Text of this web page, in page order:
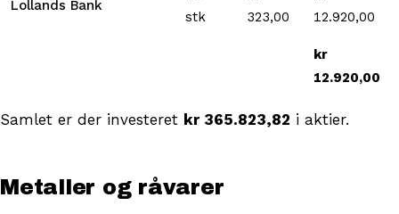
Lollands Bank
stk
323,00
12.920,00
kr
12.920,00
Samlet er der investeret kr 365.823,82 i aktier.
Metaller og råvarer